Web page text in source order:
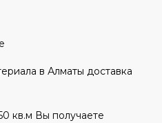
в Алматы доставка
кв.м Вы получаете